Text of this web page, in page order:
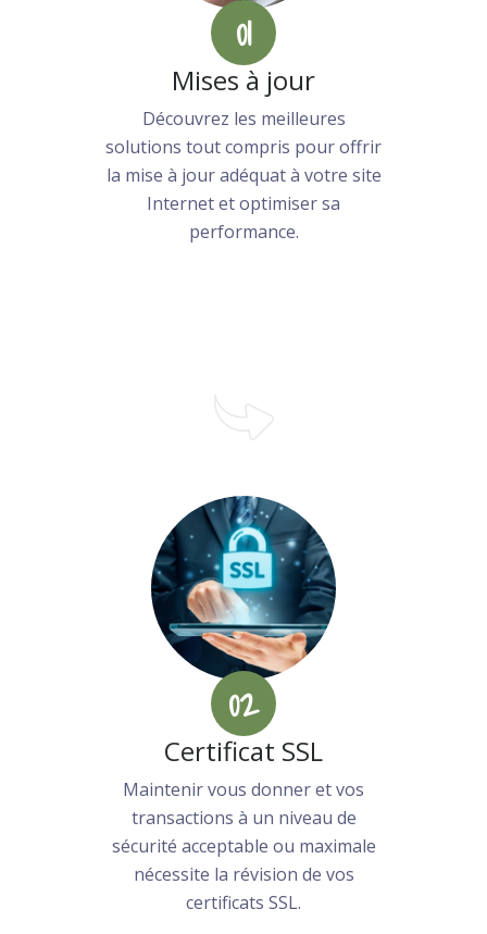
01
Mises à jour
Découvrez les meilleures
solutions tout compris pour offrir
la mise à jour adéquat à votre site
Internet et optimiser sa
performance.
02
Certificat SSL
Maintenir vous donner et vos
transactions à un niveau de
sécurité acceptable ou maximale
nécessite la révision de vos
certificats SSL.